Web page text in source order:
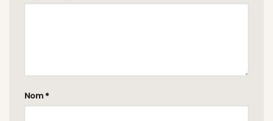
Nom *